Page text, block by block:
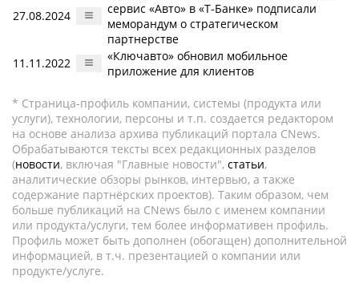
27.08.2024
сервис «Авто» в «Т-Банке» подписали
меморандум о стратегическом
партнерстве
11.11.2022
«Ключавто» обновил мобильное
приложение для клиентов
* Страница-профиль компании, системы (продукта или
услуги), технологии, персоны и т.п. создается редактором
на основе анализа архива публикаций портала CNews.
Обрабатываются тексты всех редакционных разделов
(новости, включая "Главные новости", статьи,
аналитические обзоры рынков, интервью, а также
содержание партнёрских проектов). Таким образом, чем
больше публикаций на CNews было с именем компании
или продукта/услуги, тем более информативен профиль.
Профиль может быть дополнен (обогащен) дополнительной
информацией, в т.ч. презентацией о компании или
продукте/услуге.